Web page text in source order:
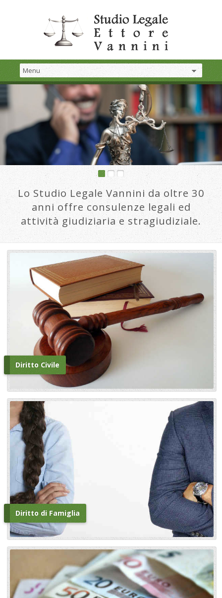
Lo Studio Legale Vannini da oltre 30
anni offre consulenze legali ed
attività giudiziaria e stragiudiziale.
Diritto Civile
Diritto di Famiglia